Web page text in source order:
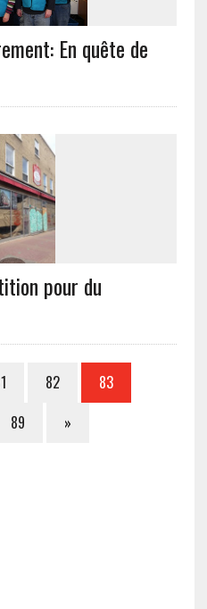
En quête de
pour du
82
83
89 »